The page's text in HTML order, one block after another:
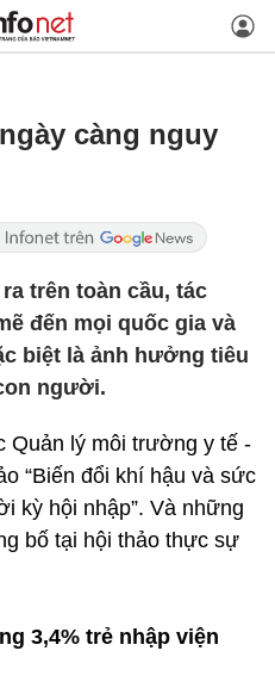
càng nguy
trên toàn cầu, tác
đến mọi quốc gia và
biệt là ảnh hưởng tiêu
người.
Quản lý môi trường y tế -
“Biến đổi khí hậu và sức
kỳ hội nhập”. Và những
bố tại hội thảo thực sự
3,4% trẻ nhập viện